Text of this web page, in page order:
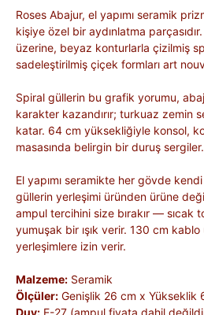
Roses Abajur, el yapımı seramik
kişiye özel bir aydınlatma
üzerine, beyaz konturlarla çizilmiş
sadeleştirilmiş çiçek formları art
Spiral güllerin bu grafik yorumu,
karakter kazandırır; turkuaz zemin
katar. 64 cm yüksekliğiyle konsol,
masasında belirgin bir duruş sergiler.
El yapımı seramikte her gövde kendi
güllerin yerleşimi üründen ürüne
ampul tercihini size bırakır — sıcak
yumuşak bir ışık verir. 130 cm
yerleşimlere izin verir.
Malzeme: Seramik
Ölçüler: Genişlik 26 cm x Yükseklik
Duy: E-27 (ampul fiyata dahil